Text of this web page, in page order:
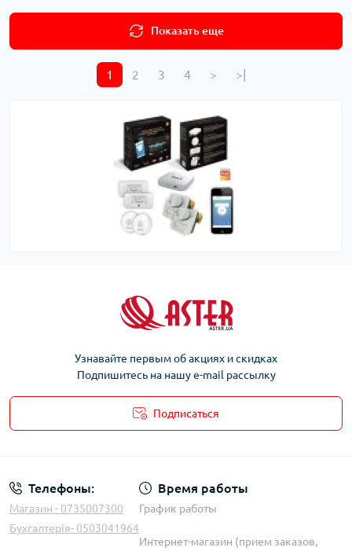
Показать еще
1 2 3 4 > >|
Узнавайте первым об акциях и скидках
Подпишитесь на нашу e-mail рассылку
Подписаться
Телефоны:
Магазин - 0735007300
Бухгалтерія- 0503041964
Время работы
График работы
Интернет-магазин (прием заказов,